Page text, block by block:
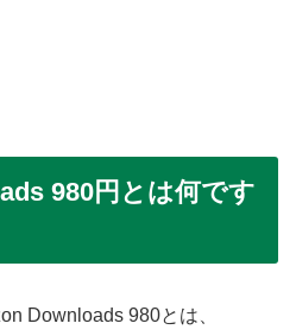
980円とは何です
Downloads 980とは、